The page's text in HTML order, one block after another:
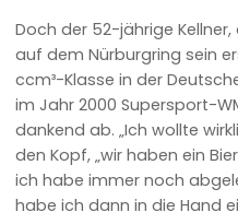
Doch der 52-jährige Kellner,
auf dem Nürburgring sein
ccm³-Klasse in der
im Jahr 2000 Supersport-
dankend ab. „Ich wollte
den Kopf, „wir haben ein
ich habe immer noch
habe ich dann in die Hand